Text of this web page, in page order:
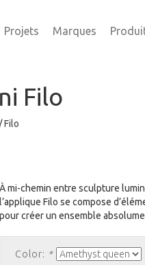
Projets Marques
Filo
/Filo
À mi-chemin entre sculpture
l’applique Filo se compose
pour créer un ensemble
Color: *